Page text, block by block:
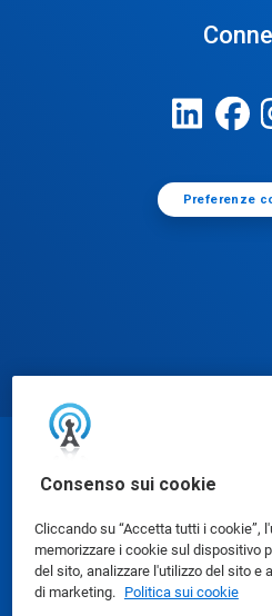
Consenso sui cookie
Cliccando su “Accetta tutti i cookie”,
memorizzare i cookie sul dispositivo
del sito, analizzare l'utilizzo del sito e
di marketing. Politica sui cookie
Preferenze
Schede dati di sicurezza|